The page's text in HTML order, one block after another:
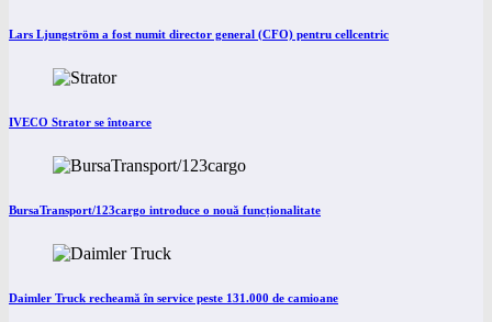
Lars Ljungström a fost numit director general (CFO) pentru cellcentric
IVECO Strator se întoarce
BursaTransport/123cargo introduce o nouă funcționalitate
Daimler Truck recheamă în service peste 131.000 de camioane